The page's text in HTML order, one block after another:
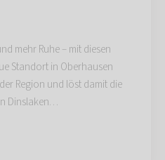
mehr Ruhe – mit diesen
Standort in Oberhausen
Region und löst damit die
Dinslaken…